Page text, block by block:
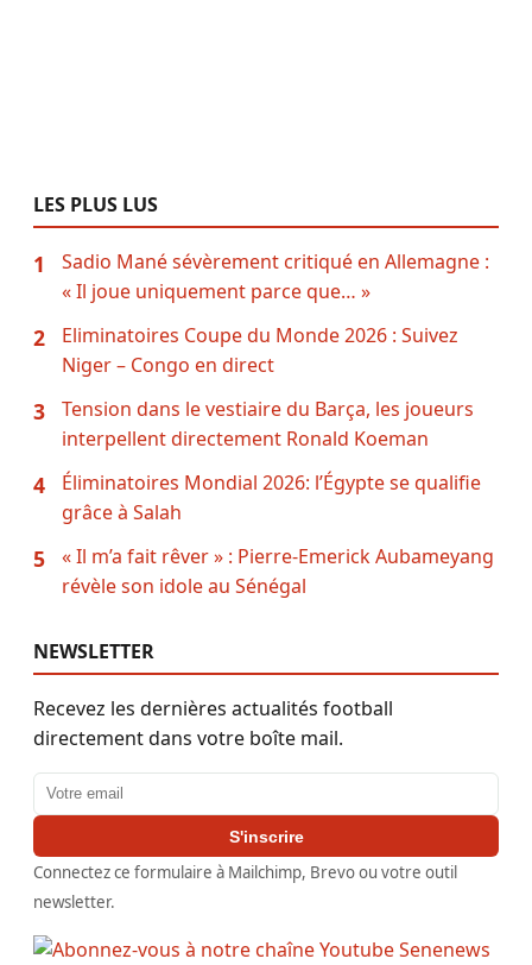
LES PLUS LUS
1
Sadio Mané sévèrement critiqué en Allemagne :
« Il joue uniquement parce que… »
2
Eliminatoires Coupe du Monde 2026 : Suivez
Niger – Congo en direct
3
Tension dans le vestiaire du Barça, les joueurs
interpellent directement Ronald Koeman
4
Éliminatoires Mondial 2026: l’Égypte se qualifie
grâce à Salah
5
« Il m’a fait rêver » : Pierre-Emerick Aubameyang
révèle son idole au Sénégal
NEWSLETTER
Recevez les dernières actualités football
directement dans votre boîte mail.
Adresse email
S'inscrire
Connectez ce formulaire à Mailchimp, Brevo ou votre outil
newsletter.